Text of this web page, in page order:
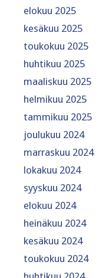
elokuu 2025
kesäkuu 2025
toukokuu 2025
huhtikuu 2025
maaliskuu 2025
helmikuu 2025
tammikuu 2025
joulukuu 2024
marraskuu 2024
lokakuu 2024
syyskuu 2024
elokuu 2024
heinäkuu 2024
kesäkuu 2024
toukokuu 2024